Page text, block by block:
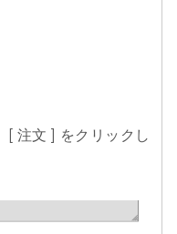
[ 注文 ] をクリックし